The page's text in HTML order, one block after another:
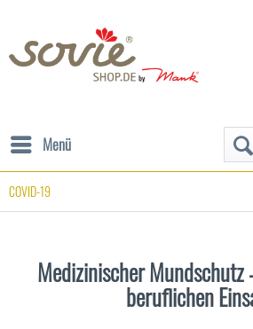
Menü
COVID-19
Medizinischer
beruflichen